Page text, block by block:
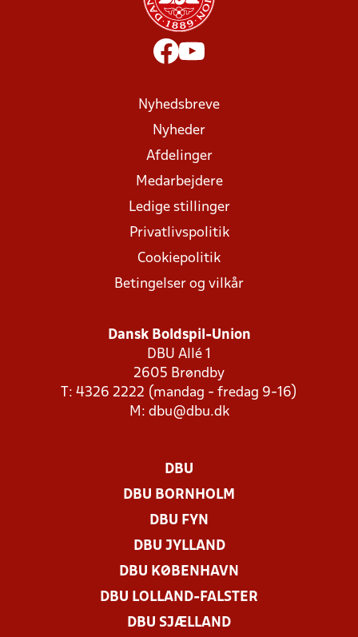
Nyhedsbreve
Nyheder
Afdelinger
Medarbejdere
Ledige stillinger
Privatlivspolitik
Cookiepolitik
Betingelser og vilkår
Dansk Boldspil-Union
DBU Allé 1
2605 Brøndby
T: 4326 2222 (mandag - fredag 9-16)
M: dbu@dbu.dk
DBU
DBU BORNHOLM
DBU FYN
DBU JYLLAND
DBU KØBENHAVN
DBU LOLLAND-FALSTER
DBU SJÆLLAND